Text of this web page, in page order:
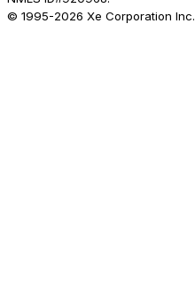
© 1995-2026 Xe Corporation Inc.